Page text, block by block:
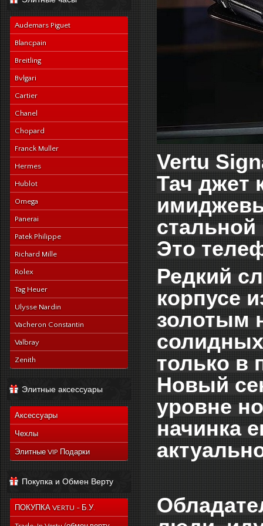
Audemars Piguet
Blancpain
Breitling
Bvlgari
Cartier
Chanel
Chopard
Franck Muller
Hermes
Hublot
Omega
Panerai
Patek Philippe
Richard Mille
Rolex
Tag Heuer
Ulysse Nardin
Vacheron Constantin
Valbray
Zenith
Элитные аксессуары
Аксессуары
Чехлы
Элитные VIP Подарки
Покупка и Обмен Верту
ПОКУПКА VERTU - Б.У.
Vertu
Тач джет
Это
Редкий
корпусе
золотым
только в
Новый
уровне
начинка